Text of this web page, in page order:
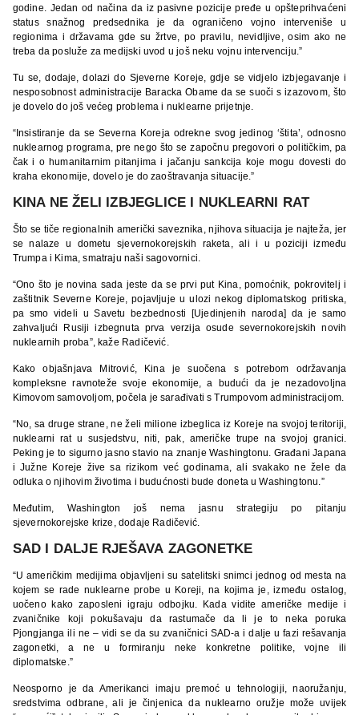
godine. Jedan od načina da iz pasivne pozicije pređe u opšteprihvaćeni
status snažnog predsednika je da ograničeno vojno interveniše u
regionima i državama gde su žrtve, po pravilu, nevidljive, osim ako ne
treba da posluže za medijski uvod u još neku vojnu intervenciju.”
Tu se, dodaje, dolazi do Sjeverne Koreje, gdje se vidjelo izbjegavanje i
nesposobnost administracije Baracka Obame da se suoči s izazovom, što
je dovelo do još većeg problema i nuklearne prijetnje.
“Insistiranje da se Severna Koreja odrekne svog jedinog ‘štita’, odnosno
nuklearnog programa, pre nego što se započnu pregovori o političkim, pa
čak i o humanitarnim pitanjima i jačanju sankcija koje mogu dovesti do
kraha ekonomije, dovelo je do zaoštravanja situacije.”
KINA NE ŽELI IZBJEGLICE I NUKLEARNI RAT
Što se tiče regionalnih američki saveznika, njihova situacija je najteža, jer
se nalaze u dometu sjevernokorejskih raketa, ali i u poziciji između
Trumpa i Kima, smatraju naši sagovornici.
“Ono što je novina sada jeste da se prvi put Kina, pomoćnik, pokrovitelj i
zaštitnik Severne Koreje, pojavljuje u ulozi nekog diplomatskog pritiska,
pa smo videli u Savetu bezbednosti [Ujedinjenih naroda] da je samo
zahvaljući Rusiji izbegnuta prva verzija osude severnokorejskih novih
nuklearnih proba”, kaže Radičević.
Kako objašnjava Mitrović, Kina je suočena s potrebom održavanja
kompleksne ravnoteže svoje ekonomije, a budući da je nezadovoljna
Kimovom samovoljom, počela je sarađivati s Trumpovom administracijom.
“No, sa druge strane, ne želi milione izbeglica iz Koreje na svojoj teritoriji,
nuklearni rat u susjedstvu, niti, pak, američke trupe na svojoj granici.
Peking je to sigurno jasno stavio na znanje Washingtonu. Građani Japana
i Južne Koreje žive sa rizikom već godinama, ali svakako ne žele da
odluka o njihovim životima i budućnosti bude doneta u Washingtonu.”
Međutim, Washington još nema jasnu strategiju po pitanju
sjevernokorejske krize, dodaje Radičević.
SAD I DALJE RJEŠAVA ZAGONETKE
“U američkim medijima objavljeni su satelitski snimci jednog od mesta na
kojem se rade nuklearne probe u Koreji, na kojima je, između ostalog,
uočeno kako zaposleni igraju odbojku. Kada vidite američke medije i
zvaničnike koji pokušavaju da rastumače da li je to neka poruka
Pjongjanga ili ne – vidi se da su zvaničnici SAD-a i dalje u fazi rešavanja
zagonetki, a ne u formiranju neke konkretne politike, vojne ili
diplomatske.”
Neosporno je da Amerikanci imaju premoć u tehnologiji, naoružanju,
sredstvima odbrane, ali je činjenica da nuklearno oružje može uvijek